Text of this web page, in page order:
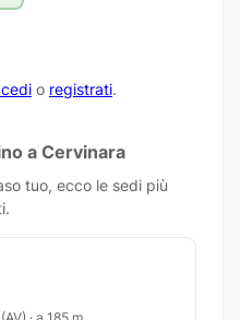
o registrati.
a Cervinara
tuo, ecco le sedi più